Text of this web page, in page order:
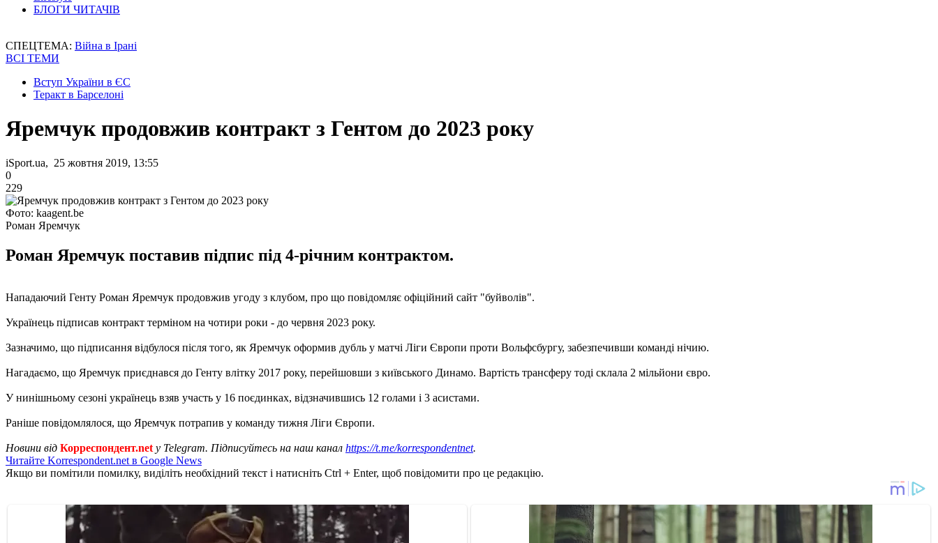
БЛОГИ ЧИТАЧІВ
СПЕЦТЕМА: Війна в Ірані
ВСІ ТЕМИ
Вступ України в ЄС
Теракт в Барселоні
Яремчук продовжив контракт з Гентом до 2023 року
iSport.ua, 25 жовтня 2019, 13:55
0
229
Фото: kaagent.be
Роман Яремчук
Роман Яремчук поставив підпис під 4-річним контрактом.
Нападаючий Генту Роман Яремчук продовжив угоду з клубом, про що повідомляє офіційний сайт "буйволів".
Українець підписав контракт терміном на чотири роки - до червня 2023 року.
Зазначимо, що підписання відбулося після того, як Яремчук оформив дубль у матчі Ліги Європи проти Вольфсбургу, забезпечивши команді нічию.
Нагадаємо, що Яремчук приєднався до Генту влітку 2017 року, перейшовши з київського Динамо. Вартість трансферу тоді склала 2 мільйони євро.
У нинішньому сезоні українець взяв участь у 16 поєдинках, відзначившись 12 голами і 3 асистами.
Раніше повідомлялося, що Яремчук потрапив у команду тижня Ліги Європи.
Новини від Корреспондент.net у Telegram. Підписуйтесь на наш канал https://t.me/korrespondentnet.
Читайте Korrespondent.net в Google News
Якщо ви помітили помилку, виділіть необхідний текст і натисніть Ctrl + Enter, щоб повідомити про це редакцію.